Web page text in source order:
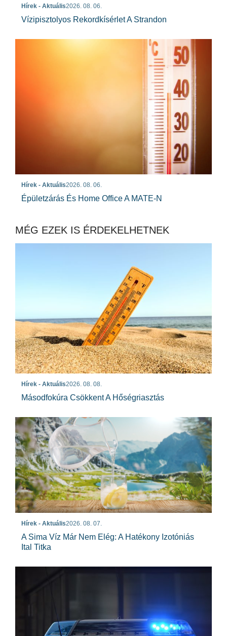
Hírek - Aktuális2026. 08. 06.
Vízipisztolyos Rekordkísérlet A Strandon
Hírek - Aktuális2026. 08. 06.
Épületzárás És Home Office A MATE-N
MÉG EZEK IS ÉRDEKELHETNEK
Hírek - Aktuális2026. 08. 08.
Másodfokúra Csökkent A Hőségriasztás
Hírek - Aktuális2026. 08. 07.
A Sima Víz Már Nem Elég: A Hatékony Izotóniás
Ital Titka